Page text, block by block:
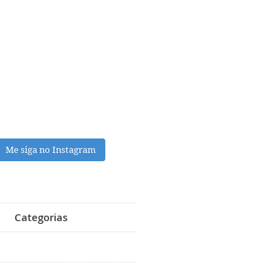
Me siga no Instagram
Categorias